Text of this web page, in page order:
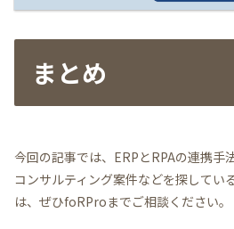
まとめ
今回の記事では、ERPとRPAの連携手
コンサルティング案件などを探してい
は、ぜひfoRProまでご相談ください。